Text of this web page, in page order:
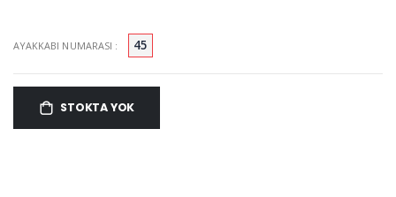
AYAKKABI NUMARASI : 45
STOKTA YOK